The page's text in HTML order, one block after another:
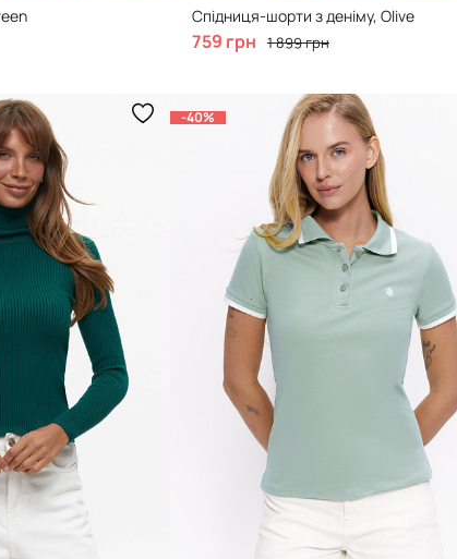
Спідниця-шорти з деніму, Olive
759 грн 1 899 грн
-40%